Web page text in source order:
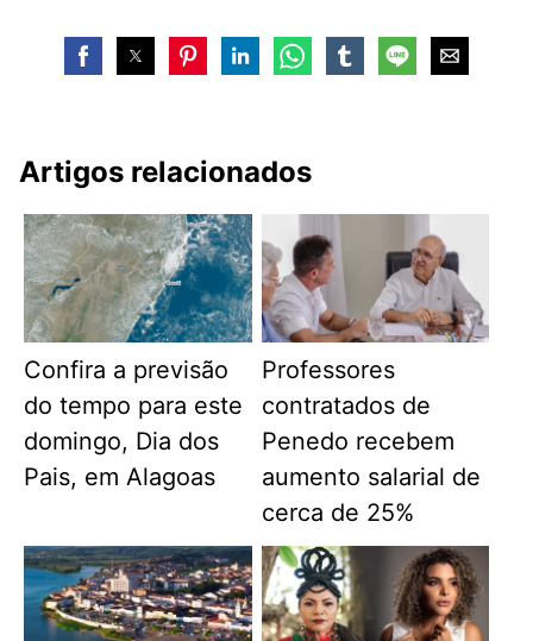
Artigos relacionados
Confira a previsão
do tempo para este
domingo, Dia dos
Pais, em Alagoas
Professores
contratados de
Penedo recebem
aumento salarial de
cerca de 25%